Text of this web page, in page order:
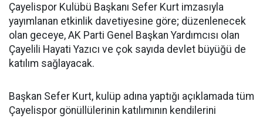
Çayelispor Kulübü Başkanı Sefer Kurt imzasıyla
yayımlanan etkinlik davetiyesine göre; düzenlenecek
olan geceye, AK Parti Genel Başkan Yardımcısı olan
Çayelili Hayati Yazıcı ve çok sayıda devlet büyüğü de
katılım sağlayacak.
Başkan Sefer Kurt, kulüp adına yaptığı açıklamada tüm
Çayelispor gönüllülerinin katılımının kendilerini